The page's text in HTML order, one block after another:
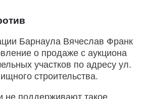
Барнаула Вячеслав Франк
о продаже с аукциона
участков по адресу ул.
строительства.